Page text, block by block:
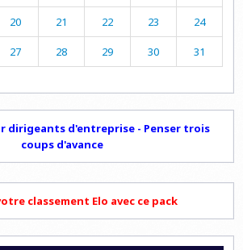
20 21 22 23 24
27 28 29 30
31
dirigeants d'entreprise - Penser trois
coups d'avance
classement Elo avec ce pack